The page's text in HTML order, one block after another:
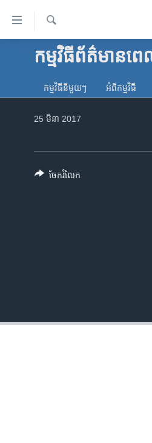
ទៅ​
គេហទំព័រ​
ទាក់ទង
និង​អាមេរិក
រក
កម្មវិធី​ព័ត៌មាន​ពេ
កម្មវិធី​នីមួយៗ អំពី​កម្មវិធី​
25 មីនា 2017
ចែករំលែក